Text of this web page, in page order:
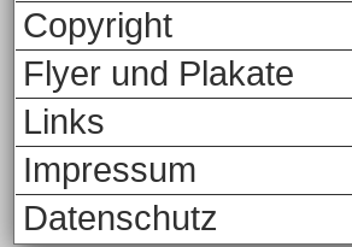
Copyright
Flyer und Plakate
Links
Impressum
Datenschutz